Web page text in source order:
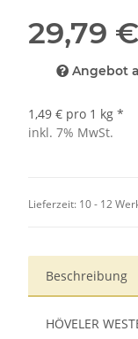
29,79 €
Angebot
1,49 € pro 1 kg *
inkl. 7% MwSt.
Lieferzeit: 10 - 12
Beschreibung
HÖVELER